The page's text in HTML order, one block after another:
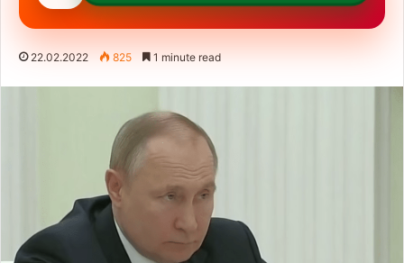
22.02.2022 825 1 minute read